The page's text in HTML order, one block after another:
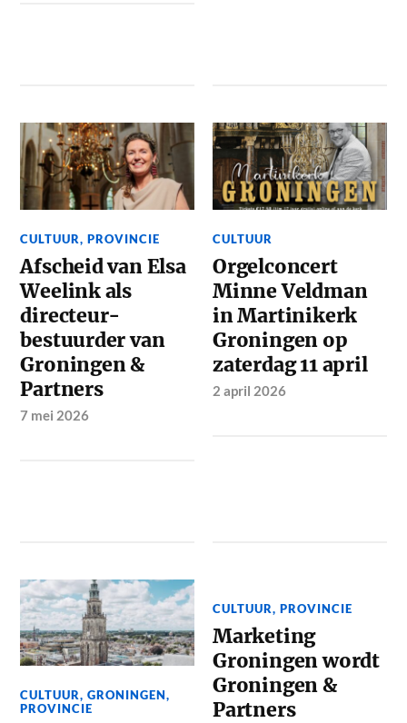
CULTUUR,PROVINCIE
Afscheid van Elsa
Weelink als
directeur-
bestuurder van
Groningen &
Partners
7 mei 2026
CULTUUR
Orgelconcert
Minne Veldman
in Martinikerk
Groningen op
zaterdag 11 april
2 april 2026
CULTUUR,GRONINGEN,
PROVINCIE
CULTUUR,PROVINCIE
Marketing
Groningen wordt
Groningen &
Partners